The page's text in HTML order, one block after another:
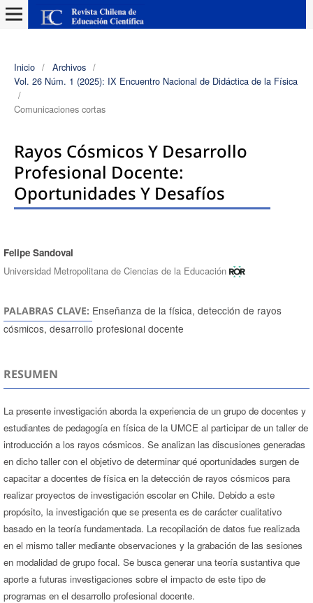
Inicio / Archivos /
Vol. 26 Núm. 1 (2025): IX Encuentro Nacional de Didáctica de la Física
/
Comunicaciones cortas
Rayos Cósmicos Y Desarrollo
Profesional Docente:
Oportunidades Y Desafíos
Autores/as
Felipe Sandoval
Universidad Metropolitana de Ciencias de la Educación
PALABRAS CLAVE: Enseñanza de la física, detección de rayos
cósmicos, desarrollo profesional docente
RESUMEN
La presente investigación aborda la experiencia de un grupo de docentes y
estudiantes de pedagogía en física de la UMCE al participar de un taller de
introducción a los rayos cósmicos. Se analizan las discusiones generadas
en dicho taller con el objetivo de determinar qué oportunidades surgen de
capacitar a docentes de física en la detección de rayos cósmicos para
realizar proyectos de investigación escolar en Chile. Debido a este
propósito, la investigación que se presenta es de carácter cualitativo
basado en la teoría fundamentada. La recopilación de datos fue realizada
en el mismo taller mediante observaciones y la grabación de las sesiones
en modalidad de grupo focal. Se busca generar una teoría sustantiva que
aporte a futuras investigaciones sobre el impacto de este tipo de
programas en el desarrollo profesional docente.